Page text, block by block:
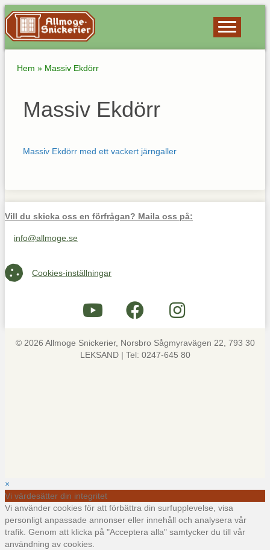
Hem » Massiv Ekdörr
Massiv Ekdörr
Massiv Ekdörr med ett vackert järngaller
Vill du skicka oss en förfrågan? Maila oss på:
Maila oss på info@allmoge.se
info@allmoge.se
Cookies-inställningar
Cookies-inställningar
© 2026 Allmoge Snickerier, Norsbro Sågmyravägen 22, 793 30
LEKSAND | Tel: 0247-645 80
×
Vi värdesätter din integritet
Vi använder cookies för att förbättra din surfupplevelse, visa
personligt anpassade annonser eller innehåll och analysera vår
trafik. Genom att klicka på "Acceptera alla" samtycker du till vår
användning av cookies.